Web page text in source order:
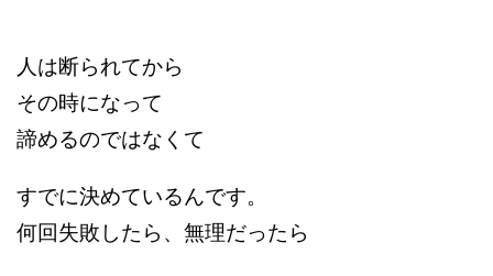
人は断られてから
その時になって
諦めるのではなくて
すでに決めているんです。
何回失敗したら、無理だったら